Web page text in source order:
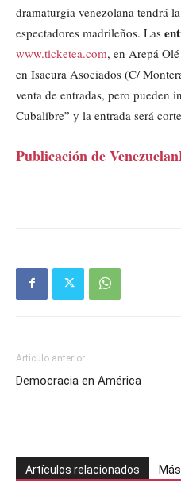
dramaturgia venezolana tendrá
espectadores madrileños. Las
www.ticketea.com, en Arepá
en Isacura Asociados (C/
venta de entradas, pero pueden
Cubalibre” y la entrada será
Publicación de
Artículo anterior
Democracia en América
Artículos relacionados